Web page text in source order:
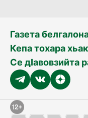
Газета
Кепа тохара
Се дӀавовзийта